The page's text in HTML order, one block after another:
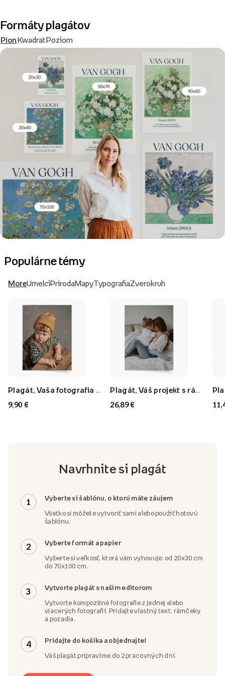
Formáty plagátov
PionKwadratPoziom
Populárne témy
MoreUmelciPrírodaMapyTypografiaZverokruh
9,90 €
26,89 €
Navrhnite si plagát
1 Vyberte si šablónu, o ktorú máte záujem
Všetko si môžete vytvoriť sami alebo použiť hotovú
šablónu.
2 Vyberte formát a papier
Vyberte si veľkosť, ktorá vám vyhovuje: od 20x30 cm
do 70x100 cm.
3 Vytvorte plagát s naším editorom
Vytvorte kompozitné fotografie z jednej alebo
viacerých fotografií. Pridajte vlastný text, rámčeky
a pozadia.
4 Pridajte do košíka a objednajte!
Váš plagát pripravíme do 2 pracovných dní.